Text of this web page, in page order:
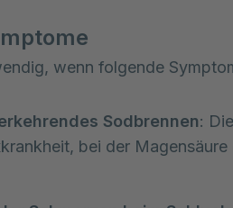
wenn folgende
Sodbrennen:
bei der Magensäure